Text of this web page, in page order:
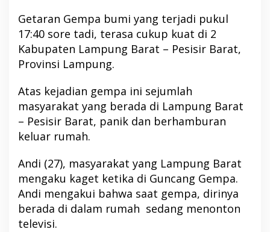
Getaran Gempa bumi yang terjadi pukul
17:40 sore tadi, terasa cukup kuat di 2
Kabupaten Lampung Barat – Pesisir Barat,
Provinsi Lampung.
Atas kejadian gempa ini sejumlah
masyarakat yang berada di Lampung Barat
– Pesisir Barat, panik dan berhamburan
keluar rumah.
Andi (27), masyarakat yang Lampung Barat
mengaku kaget ketika di Guncang Gempa.
Andi mengakui bahwa saat gempa, dirinya
berada di dalam rumah sedang menonton
televisi.